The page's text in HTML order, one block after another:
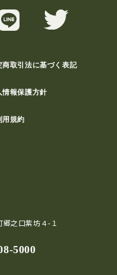
商取引法に基づく表記
情報保護方針
用規約
之口紫坊４-１
5000